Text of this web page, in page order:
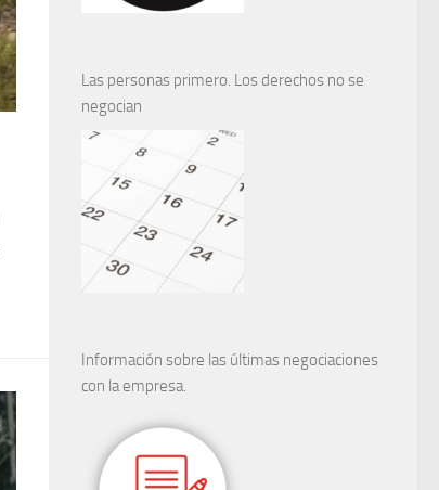
Las personas primero. Los derechos no se
negocian
Información sobre las últimas negociaciones
con la empresa.